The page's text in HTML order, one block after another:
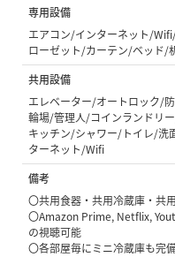
専用設備
エアコン/インターネット/
ローゼット/カーテン/ベッド/
共用設備
エレベーター/オートロック/
輪場/管理人/コインランドリ
キッチン/シャワー/トイレ/洗
ターネット/Wifi
備考
〇共用食器・共用冷蔵庫・共
〇Amazon Prime, Netflix,
の視聴可能
〇各部屋毎にミニ冷蔵庫も完